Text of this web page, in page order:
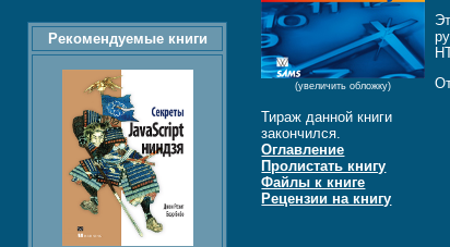
(увеличить обложку)
Тираж данной книги
закончился.
Оглавление
Пролистать книгу
Файлы к книге
Рецензии на книгу
Рекомендуемые книги